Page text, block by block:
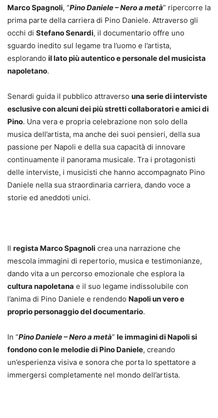
Marco Spagnoli, “Pino Daniele – Nero a metà” ripercorre la
prima parte della carriera di Pino Daniele. Attraverso gli
occhi di Stefano Senardi, il documentario offre uno
sguardo inedito sul legame tra l’uomo e l’artista,
esplorando il lato più autentico e personale del musicista
napoletano.
Senardi guida il pubblico attraverso una serie di interviste
esclusive con alcuni dei più stretti collaboratori e amici di
Pino. Una vera e propria celebrazione non solo della
musica dell’artista, ma anche dei suoi pensieri, della sua
passione per Napoli e della sua capacità di innovare
continuamente il panorama musicale. Tra i protagonisti
delle interviste, i musicisti che hanno accompagnato Pino
Daniele nella sua straordinaria carriera, dando voce a
storie ed aneddoti unici.
Il regista Marco Spagnoli crea una narrazione che
mescola immagini di repertorio, musica e testimonianze,
dando vita a un percorso emozionale che esplora la
cultura napoletana e il suo legame indissolubile con
l’anima di Pino Daniele e rendendo Napoli un vero e
proprio personaggio del documentario.
In “Pino Daniele – Nero a metà” le immagini di Napoli si
fondono con le melodie di Pino Daniele, creando
un’esperienza visiva e sonora che porta lo spettatore a
immergersi completamente nel mondo dell’artista.